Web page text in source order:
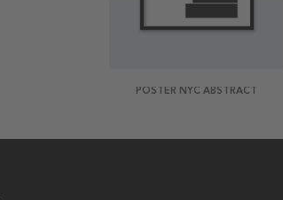
POSTER NYC ABSTRACT